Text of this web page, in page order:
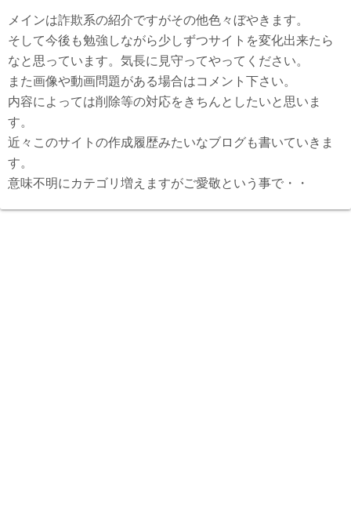
メインは詐欺系の紹介ですがその他色々ぼやきます。
そして今後も勉強しながら少しずつサイトを変化出来たら
なと思っています。気長に見守ってやってください。
また画像や動画問題がある場合はコメント下さい。
内容によっては削除等の対応をきちんとしたいと思いま
す。
近々このサイトの作成履歴みたいなブログも書いていきま
す。
意味不明にカテゴリ増えますがご愛敬という事で・・